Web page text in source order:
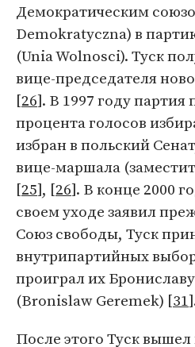
Демократическим
Demokratyczna) в
(Unia Wolnosci). Туск
вице-председателя
[26]. В 1997 году партия
процента голосов
избран в польский
вице-маршала
[25], [26]. В конце 2000
своем уходе заявил
Союз свободы, Туск
внутрипартийных
проиграл их
(Bronislaw Geremek) [31
После этого Туск